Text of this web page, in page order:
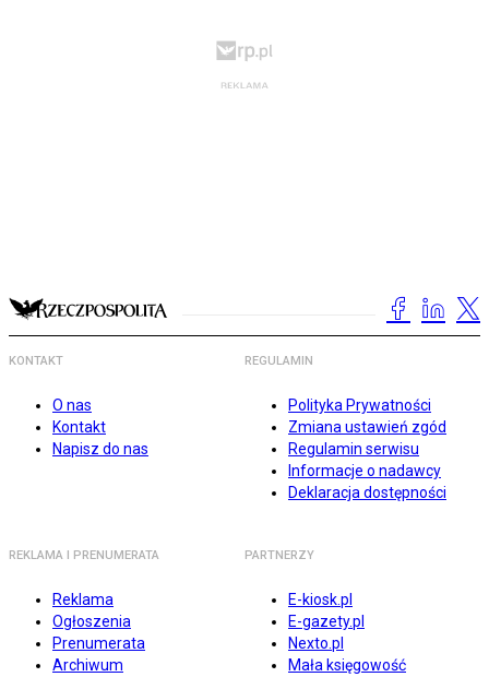
KONTAKT
O nas
Kontakt
Napisz do nas
REGULAMIN
Polityka Prywatności
Zmiana ustawień zgód
Regulamin serwisu
Informacje o nadawcy
Deklaracja dostępności
REKLAMA I PRENUMERATA
Reklama
Ogłoszenia
Prenumerata
Archiwum
PARTNERZY
E-kiosk.pl
E-gazety.pl
Nexto.pl
Mała księgowość